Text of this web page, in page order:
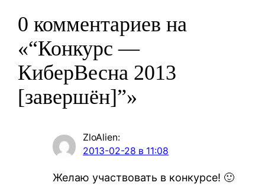
0 комментариев на
«“Конкурс —
КиберВесна 2013
[завершён]”»
ZloAlien:
2013-02-28 в 11:08
Желаю участвовать в конкурсе! 🙂